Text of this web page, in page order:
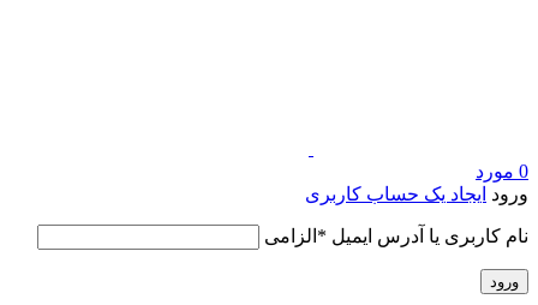
0 مورد
ورود ایجاد یک حساب کاربری
نام کاربری یا آدرس ایمیل * الزامی
ورود